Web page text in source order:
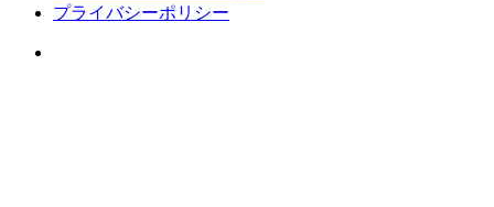
プライバシーポリシー